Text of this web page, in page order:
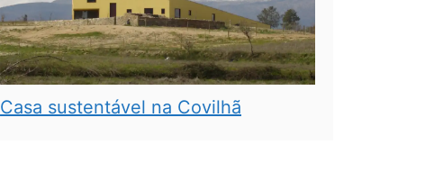
Casa sustentável na Covilhã